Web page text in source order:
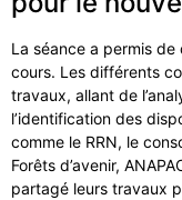
La séance a permis
cours. Les différents
travaux, allant de
l’identification des
comme le RRN, le
Forêts d’avenir,
partagé leurs travaux